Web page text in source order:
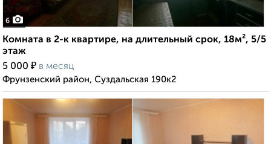
6
Комната в 2-к квартире, на длительный срок, 18м², 5/5
этаж
5 000 ₽ в месяц
Фрунзенский район, Суздальская 190к2